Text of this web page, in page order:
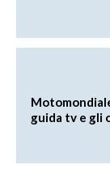
guida tv e gli